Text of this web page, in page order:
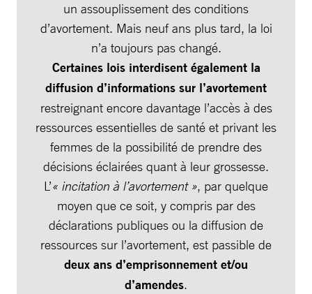
un assouplissement des conditions
d’avortement. Mais neuf ans plus tard, la loi
n’a toujours pas changé.
Certaines lois interdisent également la
diffusion d’informations sur l’avortement
restreignant encore davantage l’accès à des
ressources essentielles de santé et privant les
femmes de la possibilité de prendre des
décisions éclairées quant à leur grossesse.
L’« incitation à l’avortement », par quelque
moyen que ce soit, y compris par des
déclarations publiques ou la diffusion de
ressources sur l’avortement, est passible de
deux ans d’emprisonnement et/ou
d’amendes.